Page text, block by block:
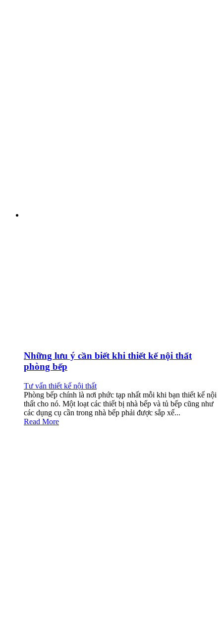
Những lưu ý cần biết khi thiết kế nội thất
phòng bếp
Tư vấn thiết kế nội thất
Phòng bếp chính là nơi phức tạp nhất mỗi khi bạn thiết kế nội
thất cho nó. Một loạt các thiết bị nhà bếp và tủ bếp cũng như
các dụng cụ cần trong nhà bếp phải được sắp xế...
Read More